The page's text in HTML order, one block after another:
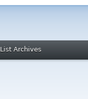
List Archives